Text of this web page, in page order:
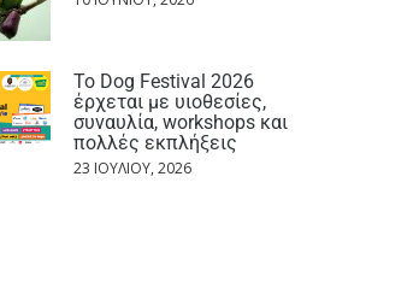
Το Dog Festival 2026
έρχεται με υιοθεσίες,
συναυλία, workshops και
πολλές εκπλήξεις
23 ΙΟΥΛΊΟΥ, 2026